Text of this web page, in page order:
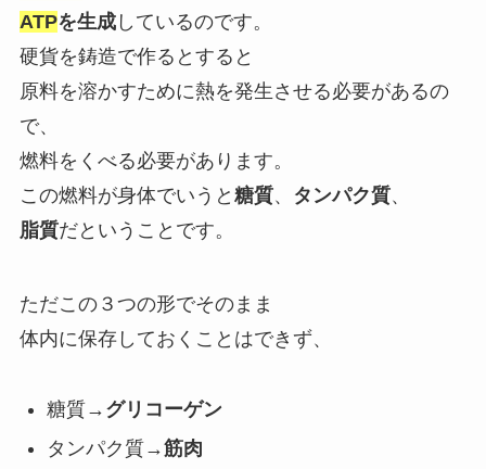
ATPを生成しているのです。
硬貨を鋳造で作るとすると
原料を溶かすために熱を発生させる必要があるの
で、
燃料をくべる必要があります。
この燃料が身体でいうと 糖質、 タンパク質、
脂質だということです。
ただこの３つの形でそのまま
体内に保存しておくことはできず、
糖質→ グリコーゲン
タンパク質→筋肉